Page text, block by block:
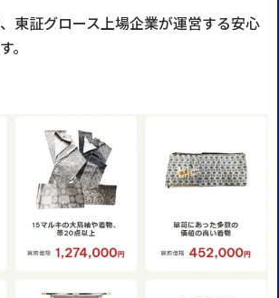
東証グロース上場企業が運営する安心
。